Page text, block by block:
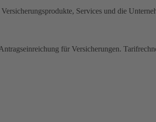
Services und die
für Versicherungen.